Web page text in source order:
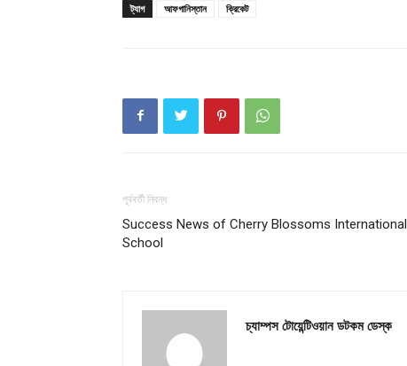
ট্যাগ আফগানিস্তান ক্রিকেট
পূর্ববর্তী নিবন্ধ
Success News of Cherry Blossoms International
School
চ্যাম্পস টোয়েন্টিওয়ান ডটকম ডেস্ক